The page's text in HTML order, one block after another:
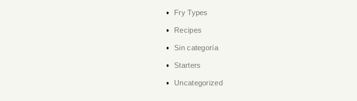
Fry Types
Recipes
Sin categoría
Starters
Uncategorized